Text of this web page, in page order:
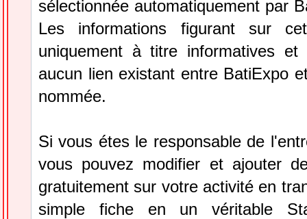
sélectionnée automatiquement par
Les informations figurant sur
uniquement à titre informatives et
aucun lien existant entre BatiExpo
nommée.
Si vous étes le responsable de
vous pouvez modifier et ajouter
gratuitement sur votre activité en
simple fiche en un véritable